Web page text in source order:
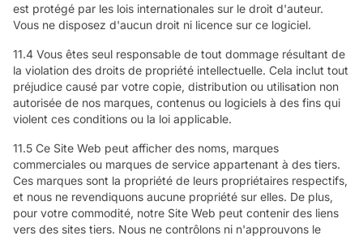
est protégé par les lois internationales sur le droit d'auteur.
Vous ne disposez d'aucun droit ni licence sur ce logiciel.
11.4 Vous êtes seul responsable de tout dommage résultant de
la violation des droits de propriété intellectuelle. Cela inclut tout
préjudice causé par votre copie, distribution ou utilisation non
autorisée de nos marques, contenus ou logiciels à des fins qui
violent ces conditions ou la loi applicable.
11.5 Ce Site Web peut afficher des noms, marques
commerciales ou marques de service appartenant à des tiers.
Ces marques sont la propriété de leurs propriétaires respectifs,
et nous ne revendiquons aucune propriété sur elles. De plus,
pour votre commodité, notre Site Web peut contenir des liens
vers des sites tiers. Nous ne contrôlons ni n'approuvons le